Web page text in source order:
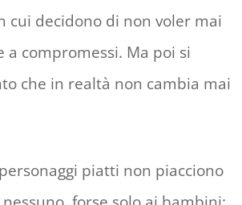
cui decidono di non voler mai
a compromessi. Ma poi si
che in realtà non cambia mai
piatti non piacciono